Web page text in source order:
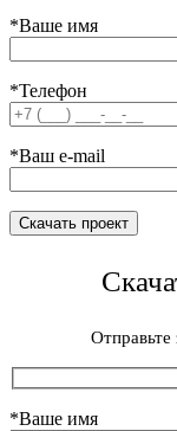
*Ваше имя
*Телефон
*Ваш e-mail
*Ваше имя